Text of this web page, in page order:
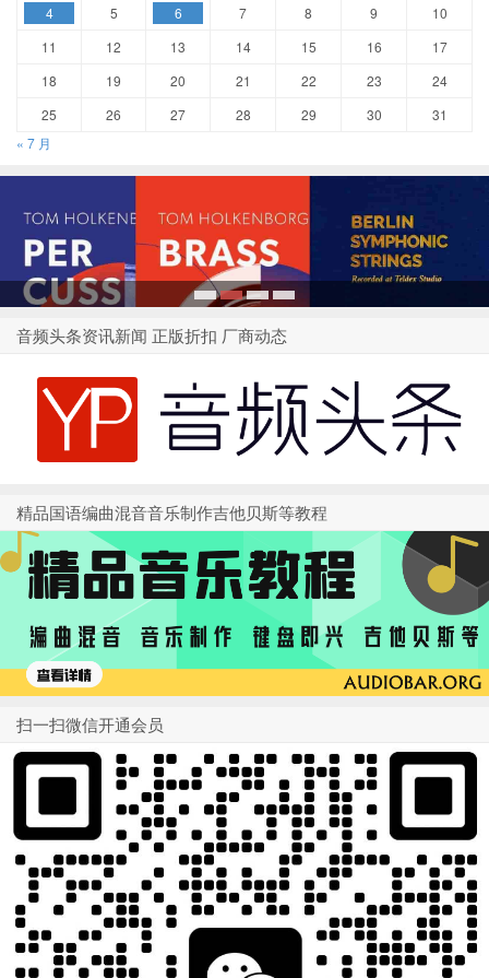
4
5 6 7 8 9
10
11
12 13 14 15 16
17
18
19 20 21 22 23
24
25
26 27 28 29 30
31
« 7 月
音频头条资讯新闻 正版折扣 厂商动态
精品国语编曲混音音乐制作吉他贝斯等教程
扫一扫微信开通会员